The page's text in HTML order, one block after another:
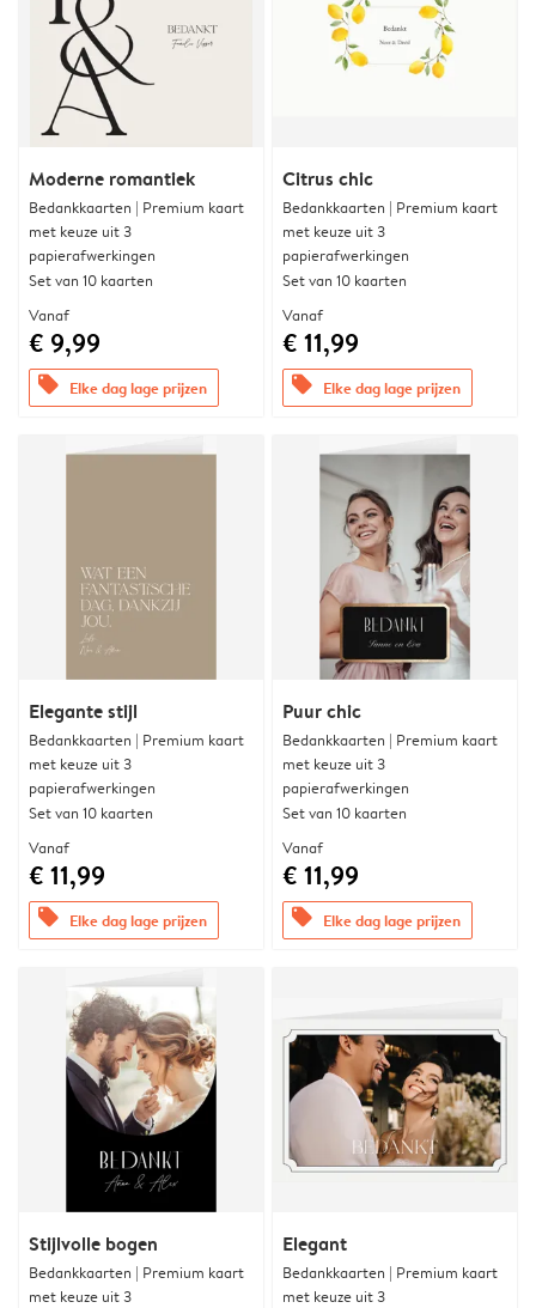
Moderne romantiek
Bedankkaarten | Premium kaart
met keuze uit 3
papierafwerkingen
Set van 10 kaarten
Vanaf
€ 9,99
offers Elke dag lage prijzen
Citrus chic
Bedankkaarten | Premium kaart
met keuze uit 3
papierafwerkingen
Set van 10 kaarten
Vanaf
€ 11,99
offers Elke dag lage prijzen
Elegante stijl
Bedankkaarten | Premium kaart
met keuze uit 3
papierafwerkingen
Set van 10 kaarten
Vanaf
€ 11,99
offers Elke dag lage prijzen
Puur chic
Bedankkaarten | Premium kaart
met keuze uit 3
papierafwerkingen
Set van 10 kaarten
Vanaf
€ 11,99
offers Elke dag lage prijzen
Stijlvolle bogen
Bedankkaarten | Premium kaart
met keuze uit 3
Elegant
Bedankkaarten | Premium kaart
met keuze uit 3